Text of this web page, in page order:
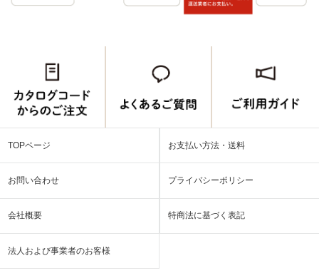
TOPページ お支払い方法・送料
お問い合わせ プライバシーポリシー
会社概要 特商法に基づく表記
法人および事業者のお客様